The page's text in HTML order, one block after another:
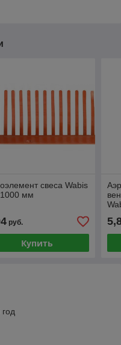
свеса Wabis
мм
руб.
Купить